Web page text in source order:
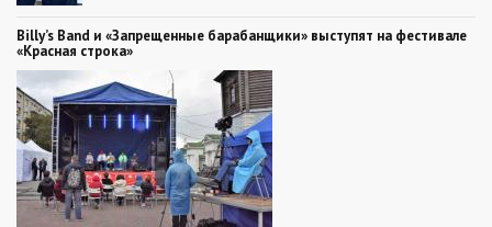
Billy’s Band и «Запрещенные барабанщики» выступят на фестивале
«Красная строка»